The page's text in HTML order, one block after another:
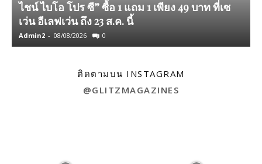
ไชน์ ไบโอ โปร ซี” ซื้อ 1 แถม 1 เพียง 49 บาท ที่เซ
เว่น อีเลฟเว่น ถึง 23 ส.ค. นี้
Admin2 - 08/08/2026 0
ติดตามบน INSTAGRAM
@GLITZMAGAZINES